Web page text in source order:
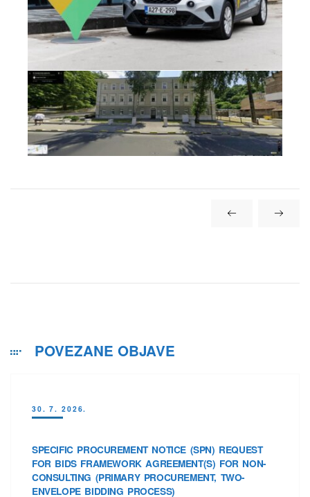
POVEZANE OBJAVE
30. 7. 2026.
SPECIFIC PROCUREMENT NOTICE (SPN) REQUEST
FOR BIDS FRAMEWORK AGREEMENT(S) FOR NON-
CONSULTING (PRIMARY PROCUREMENT, TWO-
ENVELOPE BIDDING PROCESS)